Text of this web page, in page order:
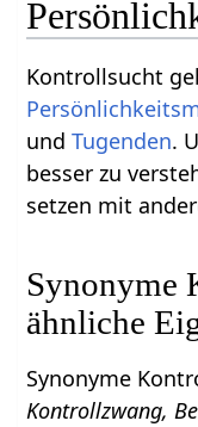
Kontrollsucht
undTugenden.
besser zu
setzen mit
Synonyme
ähnliche
Synonyme
Kontrollzwang,